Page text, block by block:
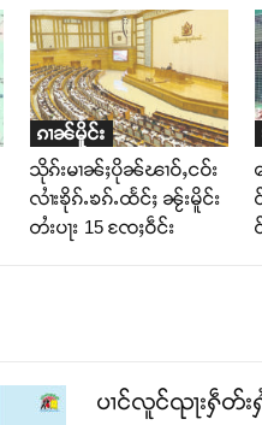
ၵၢၼ်မိူင်း
သိုၵ်းမၢၼ်ႈပိုၼ်ၽၢဝ်ႇငဝ်း
လၢႆးၶိုၵ်ႉၶၵ်ႉထႅင်ႈ ၼႂ်းမိူင်း
တႆးပႃး 15 ၸႄႈဝဵင်း
ပၢင်လူင်ၺႃးႁဵတ်းႁ